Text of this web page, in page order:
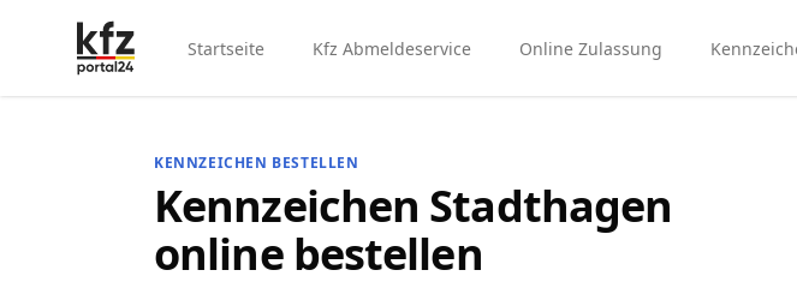
Startseite Kfz Abmeldeservice Online Zulassung
KENNZEICHEN BESTELLEN
Kennzeichen Stadthagen
online bestellen